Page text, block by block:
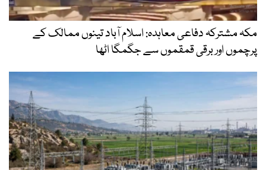
مکہ مشترکہ دفاعی معاہدہ: اسلام آباد تینوں ممالک کے
پرچموں اور برقی قمقموں سے جگمگا اٹھا